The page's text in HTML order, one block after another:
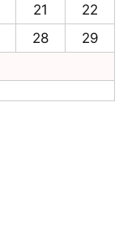
21
22
28
29